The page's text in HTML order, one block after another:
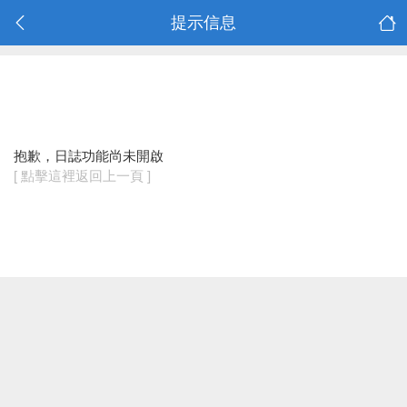
提示信息
抱歉，日誌功能尚未開啟
[ 點擊這裡返回上一頁 ]